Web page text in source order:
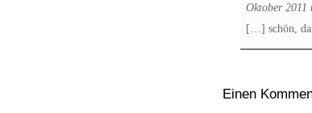
Oktober 2011
[…] schön,
Einen